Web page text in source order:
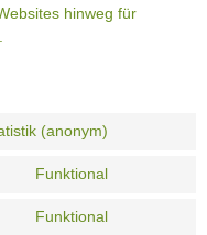
hinweg für
(anonym)
Funktional
Funktional